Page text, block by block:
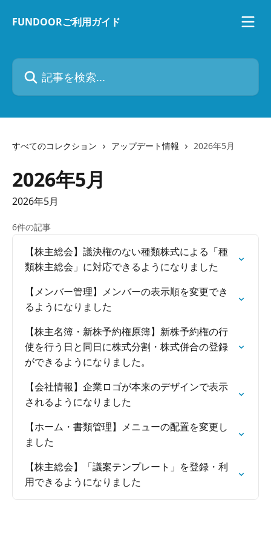
FUNDOORご利用ガイド
記事を検索...
すべてのコレクション アップデート情報 2026年5月
2026年5月
2026年5月
6件の記事
【株主総会】議決権のない種類株式による「種
類株主総会」に対応できるようになりました
【メンバー管理】メンバーの表示順を変更でき
るようになりました
【株主名簿・新株予約権原簿】新株予約権の行
使を行う日と同日に株式分割・株式併合の登録
ができるようになりました。
【会社情報】企業ロゴが本来のデザインで表示
されるようになりました
【ホーム・書類管理】メニューの配置を変更し
ました
【株主総会】「議案テンプレート」を登録・利
用できるようになりました